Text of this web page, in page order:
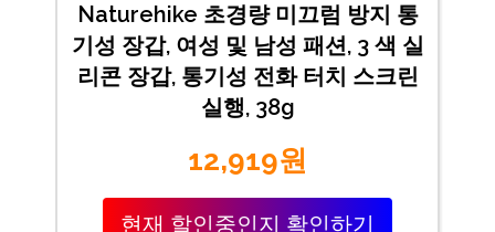
Naturehike 초경량 미끄럼 방지 통
기성 장갑, 여성 및 남성 패션, 3 색 실
리콘 장갑, 통기성 전화 터치 스크린
실행, 38g
12,919원
현재 할인중인지 확인하기